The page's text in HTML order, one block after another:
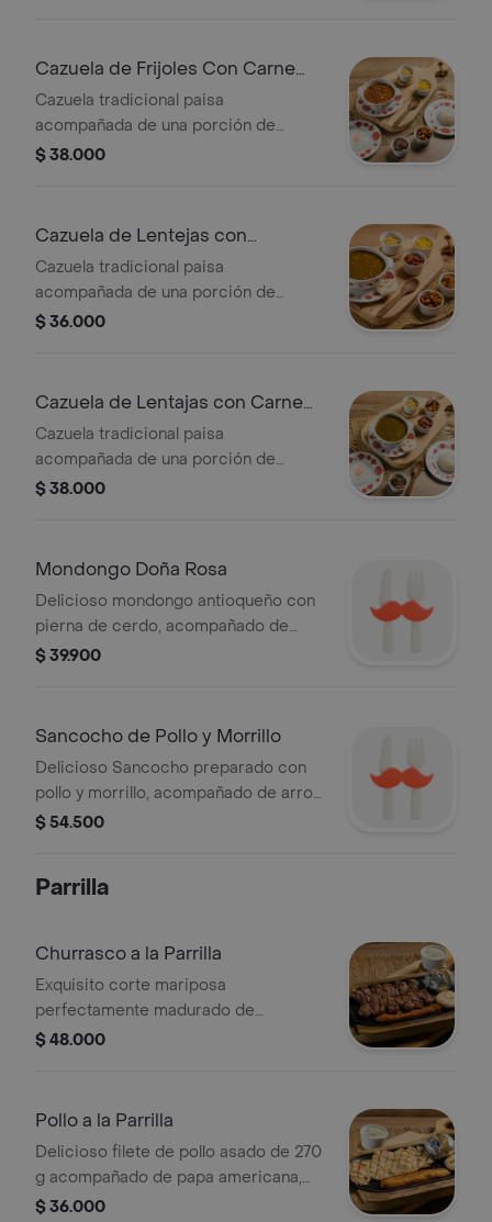
papas fosforito y arepa
Cazuela de Frijoles Con Carne
Desmechada
Cazuela tradicional paisa
acompañada de una porción de
frijoles con una exquisita
maiz tierno, arroz, papas fosforito y
$ 38.000
Cazuela de Lentejas con
Chicharrón
Cazuela tradicional paisa
acompañada de una porción de
lentejas con una exquisita
papas fosforito y arepa
$ 36.000
Cazuela de Lentajas con Carne
Desmechada
Cazuela tradicional paisa
acompañada de una porción de
lentejas con una exquisita
maiz tierno, arroz, papas fosforito y
$ 38.000
Mondongo Doña Rosa
Delicioso mondongo antioqueño con
pierna de cerdo, acompañado de
arroz blanco, banano, ensalada y
$ 39.900
Sancocho de Pollo y Morrillo
Delicioso Sancocho preparado con
pollo y morrillo, acompañado de arroz
blanco, banano, ensalada y arepa.
$ 54.500
Parrilla
Churrasco a la Parrilla
Exquisito corte mariposa
perfectamente madurado de
churrasco 250 g, acompañado de
$ 48.000
Pollo a la Parrilla
Delicioso filete de pollo asado de 270
g acompañado de papa americana,
salsa tartara, tajada de platano
$ 36.000